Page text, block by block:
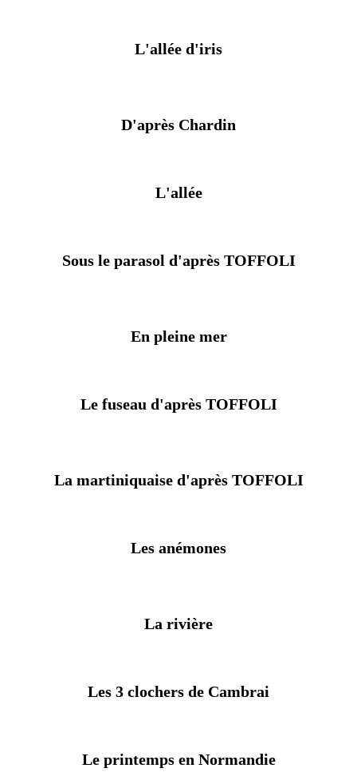
L'allée d'iris
D'après Chardin
L'allée
Sous le parasol d'après TOFFOLI
En pleine mer
Le fuseau d'après TOFFOLI
La martiniquaise d'après TOFFOLI
Les anémones
La rivière
Les 3 clochers de Cambrai
Le printemps en Normandie